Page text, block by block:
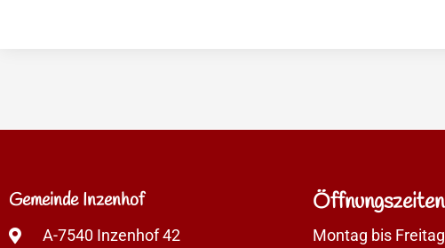
Gemeinde Inzenhof
A-7540 Inzenhof 42
Öffnungszeiten
Montag bis Freitag